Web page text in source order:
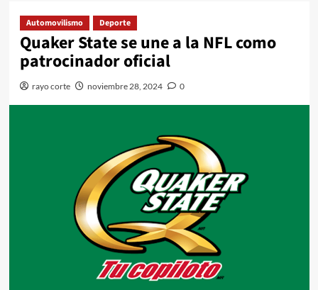
Automovilismo Deporte
Quaker State se une a la NFL como
patrocinador oficial
rayo corte noviembre 28, 2024 0